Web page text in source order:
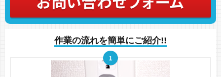
作業の流れを簡単にご紹介!!